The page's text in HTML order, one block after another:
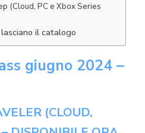
(Cloud, PC e Xbox Series
il catalogo
giugno 2024 –
(CLOUD,